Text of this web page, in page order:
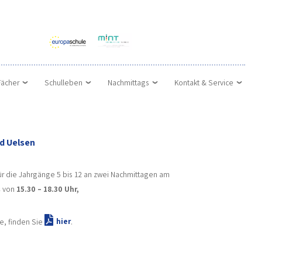
Schulleben Nachmittags Kontakt & Service
Uelsen
die Jahrgänge 5 bis 12 an zwei Nachmittagen am
von 15.30 – 18.30 Uhr,
finden Sie
hier.